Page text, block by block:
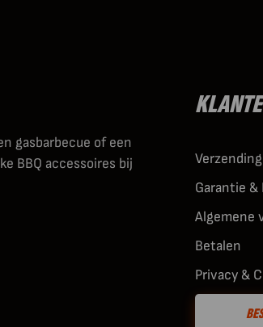
gasbarbecue of een
BBQ accessoires bij
Verzending
Garantie
Algemene
Betalen
Privacy &